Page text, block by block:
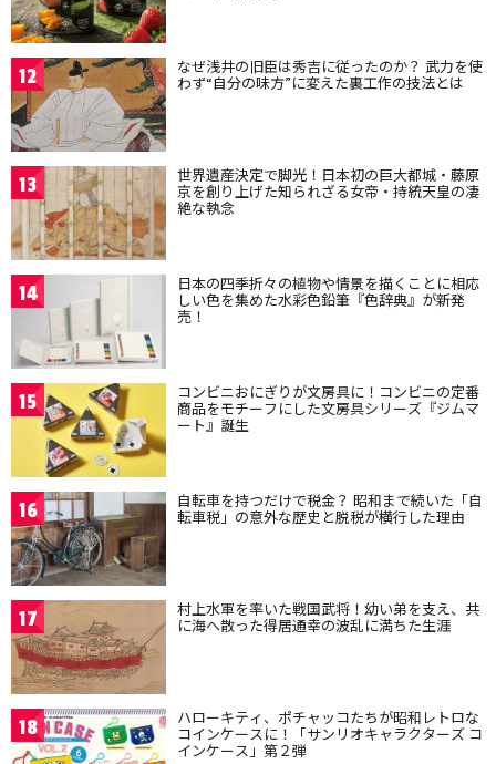
12 なぜ浅井の旧臣は秀吉に従ったのか？ 武力を使
わず“自分の味方”に変えた裏工作の技法とは
13 世界遺産決定で脚光！日本初の巨大都城・藤原
京を創り上げた知られざる女帝・持統天皇の凄
絶な執念
14 日本の四季折々の植物や情景を描くことに相応
しい色を集めた水彩色鉛筆『色辞典』が新発
売！
15 コンビニおにぎりが文房具に！コンビニの定番
商品をモチーフにした文房具シリーズ『ジムマ
ート』誕生
16 自転車を持つだけで税金？ 昭和まで続いた「自
転車税」の意外な歴史と脱税が横行した理由
17 村上水軍を率いた戦国武将！幼い弟を支え、共
に海へ散った得居通幸の波乱に満ちた生涯
18 ハローキティ、ポチャッコたちが昭和レトロな
コインケースに！「サンリオキャラクターズ コ
インケース」第２弾